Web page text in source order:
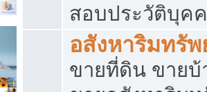
สอบประวัติบุค
อสังหาริมทรัพ
ขายที่ดิน ขายบ้